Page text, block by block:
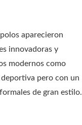
aparecieron
innovadoras y
modernos como
pero con un
de gran estilo.